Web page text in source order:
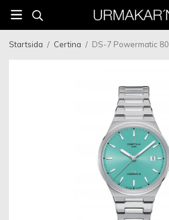
Startsida / Certina / DS-7 Powermatic 80